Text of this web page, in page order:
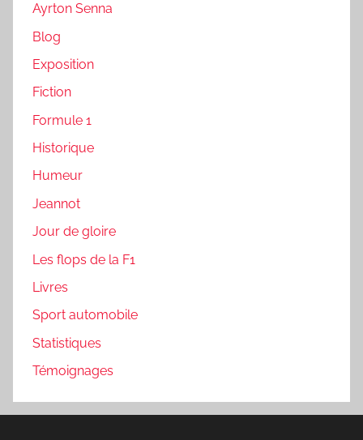
Ayrton Senna
Blog
Exposition
Fiction
Formule 1
Historique
Humeur
Jeannot
Jour de gloire
Les flops de la F1
Livres
Sport automobile
Statistiques
Témoignages